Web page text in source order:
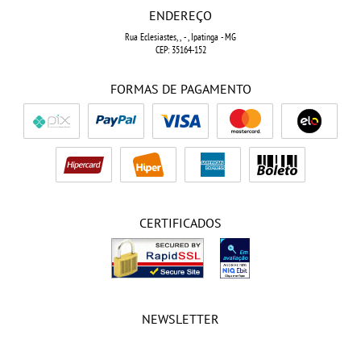
ENDEREÇO
Rua Eclesiastes, , - , Ipatinga -MG
CEP: 35164-152
FORMAS DE PAGAMENTO
CERTIFICADOS
NEWSLETTER